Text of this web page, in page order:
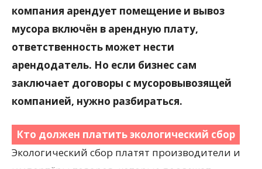
компания арендует помещение и вывоз
мусора включён в арендную плату,
ответственность может нести
арендодатель. Но если бизнес сам
заключает договоры с мусоровывозящей
компанией, нужно разбираться.
Кто должен платить экологический сбор
Экологический сбор платят производители и